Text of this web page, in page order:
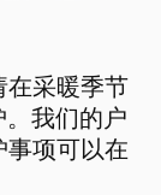
在采暖季节
我们的户
项可以在